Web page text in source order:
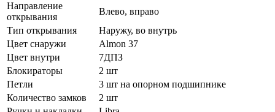
Направление
открывания
Влево, вправо
Тип открывания
Наружу, во внутрь
Цвет снаружи
Almon 37
Цвет внутри
7ДПЗ
Блокираторы
2 шт
Петли
3 шт на опорном подшипнике
Количество замков
2 шт